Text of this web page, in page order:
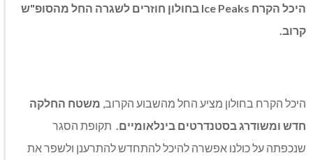
היכל הקרח Ice Peaks בחולון חוזרים לשגרה החל מהסופ"ש
קרוב.
היכל הקרח בחולון מציע החל מהשבוע הקרוב, משטח החלקה
חדש ומשודרג בסטנדרטים בינלאומיים. תקופת הסגר
שנכפתה על כולנו אפשרה להיכל להתחדש להתרענן ולשפר את